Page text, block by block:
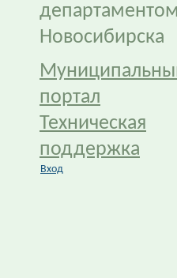
Новосибирска
портал
Техническая
поддержка
Вход